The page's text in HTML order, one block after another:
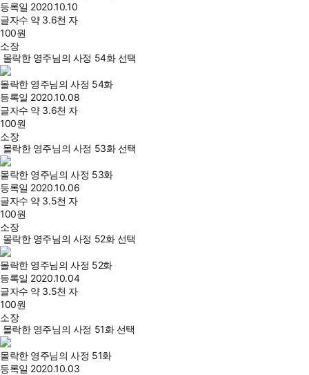
등록일 2020.10.10
글자수 약 3.6천 자
100원
소장
몰락한 영주님의 사정 54화 선택
몰락한 영주님의 사정 54화
등록일 2020.10.08
글자수 약 3.6천 자
100원
소장
몰락한 영주님의 사정 53화 선택
몰락한 영주님의 사정 53화
등록일 2020.10.06
글자수 약 3.5천 자
100원
소장
몰락한 영주님의 사정 52화 선택
몰락한 영주님의 사정 52화
등록일 2020.10.04
글자수 약 3.5천 자
100원
소장
몰락한 영주님의 사정 51화 선택
몰락한 영주님의 사정 51화
등록일 2020.10.03